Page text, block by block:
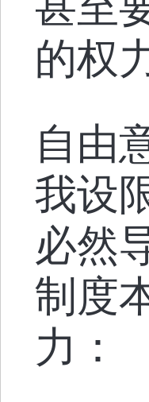
的权
自由
我设
必然
制度
力：